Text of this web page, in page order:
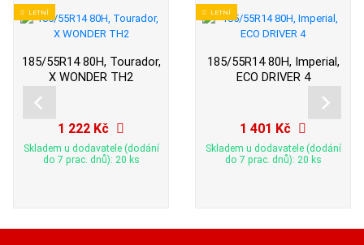
LETNÍ
185/55R14 80H, Tourador,
X WONDER TH2
1 222 Kč
Skladem u dodavatele (dodání
do 7 prac. dnů): 20 ks
LETNÍ
185/55R14 80H, Imperial,
ECO DRIVER 4
1 401 Kč
Skladem u dodavatele (dodání
do 7 prac. dnů): 20 ks